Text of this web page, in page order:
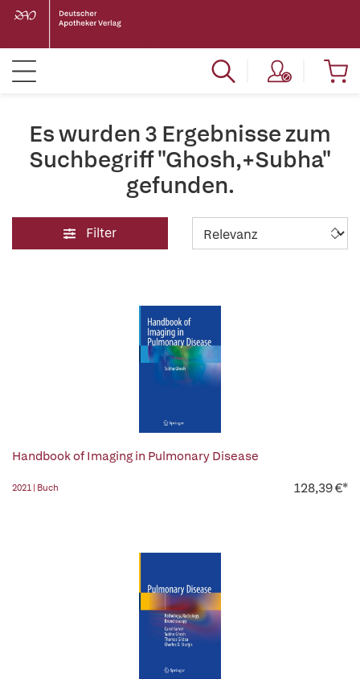
Es wurden 3 Ergebnisse zum
Suchbegriff "Ghosh,+Subha"
gefunden.
Filter
Handbook of Imaging in Pulmonary Disease
2021 | Buch 128,39 €*